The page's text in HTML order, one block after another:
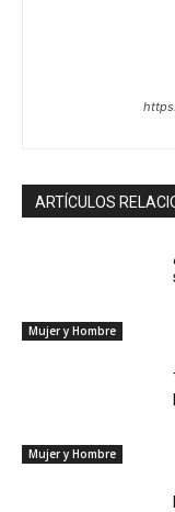
ARTÍCULOS
Mujer y Hombre
Mujer y Hombre